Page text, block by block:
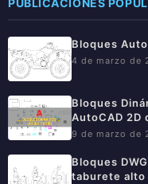
PUBLICACIONES
Bloques
4 de marzo de
Bloques
AutoCAD 2D
9 de marzo de
Bloques
taburete alto